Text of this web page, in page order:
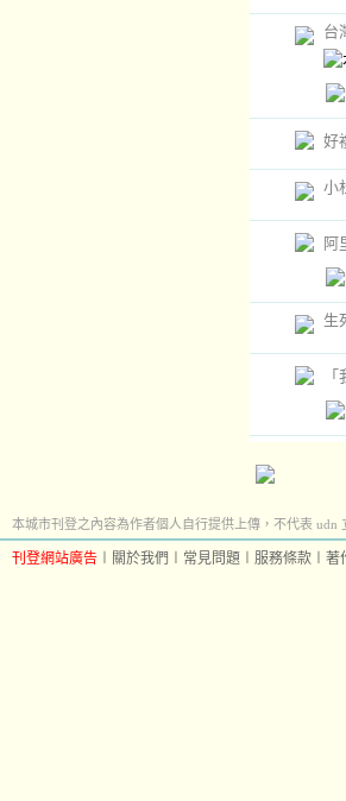
台
好
小
阿
生
本城市刊登之內容為作者個人自行提供上傳，不代表 udn
刊登網站廣告 關於我們 常見問題 服務條款 著